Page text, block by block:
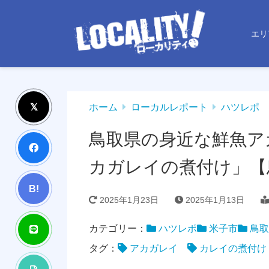
エ
B!
ホーム ローカルレポート ハツレポ
鳥取県の身近な鮮魚
カガレイの煮付け」
2025年1月23日 2025年1月13日
カテゴリー： ハツレポ 米子市
鳥
タグ：
アカガレイ カレイの煮付け